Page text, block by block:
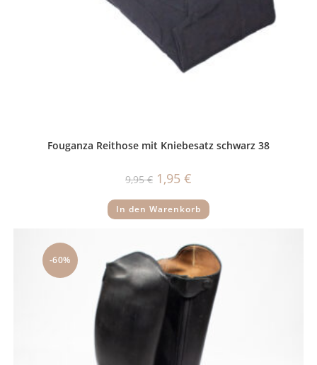
Fouganza Reithose mit Kniebesatz schwarz 38
9,95€ Ursprünglicher
Preis
9,95 €
1,95 €
1,95 €.
In den Warenkorb
-60%